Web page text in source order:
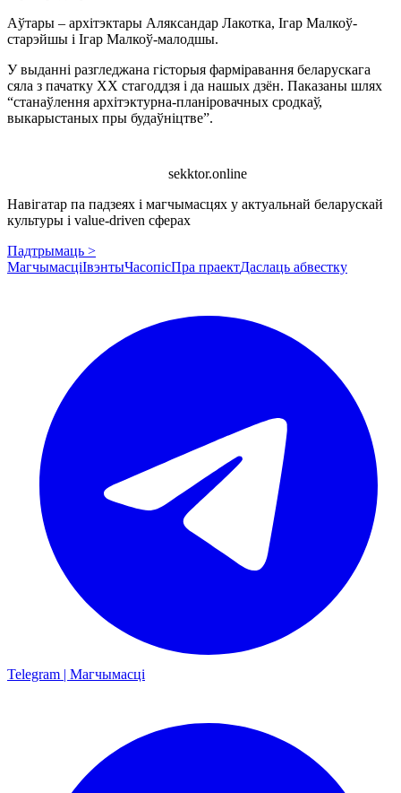
Аўтары – архітэктары Аляксандар Лакотка, Ігар Малкоў-
старэйшы і Ігар Малкоў-малодшы.
У выданні разгледжана гісторыя фарміравання беларускага
сяла з пачатку ХХ стагоддзя і да нашых дзён. Паказаны шлях
“станаўлення архітэктурна-планіровачных сродкаў,
выкарыстаных пры будаўніцтве”.
sekktor.online
Навігатар па падзеях і магчымасцях у актуальнай беларускай
культуры і value-driven сферах
Падтрымаць >
МагчымасціІвэнтыЧасопісПра праектДаслаць абвестку
Telegram | Магчымасці